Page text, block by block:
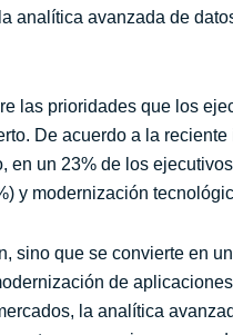
analítica avanzada de
las prioridades que los
De acuerdo a la
un 23% de los
y modernización
sino que se convierte en
de
la analítica